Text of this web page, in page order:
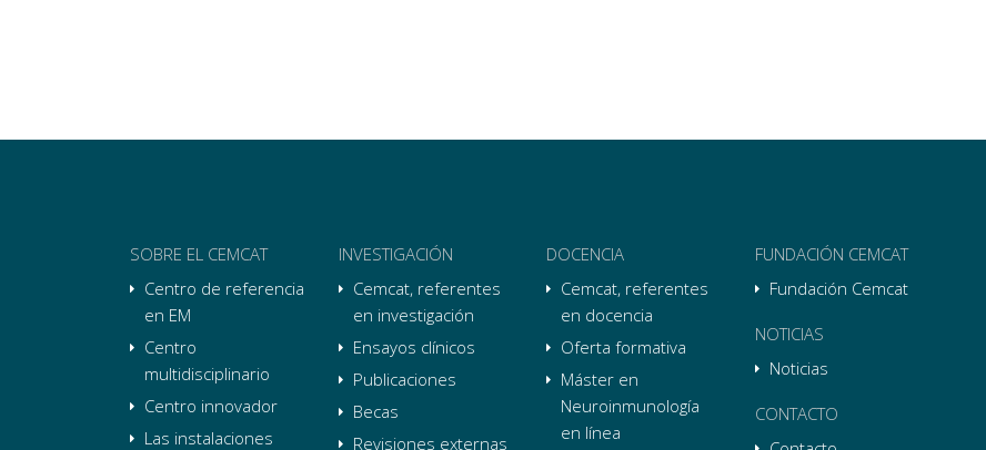
SOBRE EL CEMCAT
Centro de referencia
en EM
Centro
multidisciplinario
Centro innovador
Las instalaciones
INVESTIGACIÓN
Cemcat, referentes
en investigación
Ensayos clínicos
Publicaciones
Becas
Revisiones externas
DOCENCIA
Cemcat, referentes
en docencia
Oferta formativa
Máster en
Neuroinmunología
en línea
FUNDACIÓN CEMCAT
Fundación Cemcat
NOTICIAS
Noticias
CONTACTO